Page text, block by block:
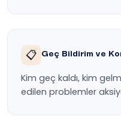
📋 Geç Bildirim ve
Kim geç kaldı, kim
edilen problemler